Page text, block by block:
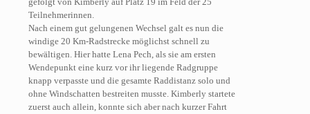
Teilnehmerinnen.
Nach einem gut gelungenen Wechsel galt es nun die
windige 20 Km-Radstrecke möglichst schnell zu
bewältigen. Hier hatte Lena Pech, als sie am ersten
Wendepunkt eine kurz vor ihr liegende Radgruppe
knapp verpasste und die gesamte Raddistanz solo und
ohne Windschatten bestreiten musste. Kimberly startete
zuerst auch allein, konnte sich aber nach kurzer Fahrt